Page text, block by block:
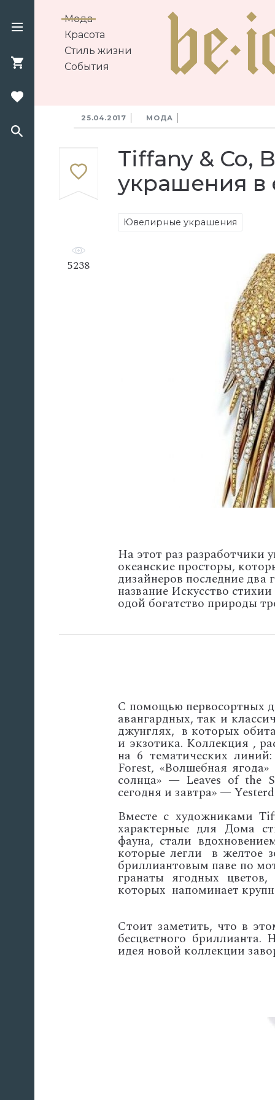
Мода
Красота
Стиль жизни
События
25.04.2017 МОДА
Tiffany & Co,
украшения в
Ювелирные украшения
5238
На этот раз разработчики
океанские просторы,
дизайнеров последние два
название Искусство
одой богатство природы
С помощью первосортных
авангардных, так и
джунглях, в которых
и экзотика. Коллекция ,
на 6 тематических
Forest, «Волшебная
солнца» — Leaves of the
сегодня и завтра» —
Вместе с художниками
характерные для Дома
фауна, стали
которые легли в желтое
бриллиантовым паве по
гранаты ягодных
которых напоминает
Стоит заметить, что в
бесцветного
идея новой коллекции